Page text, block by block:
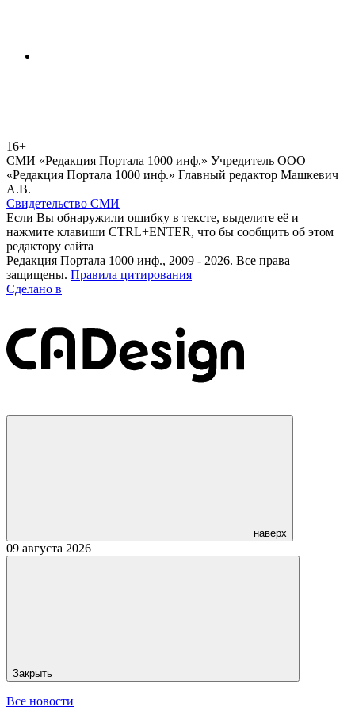
16+
СМИ «Редакция Портала 1000 инф.» Учредитель ООО
«Редакция Портала 1000 инф.» Главный редактор Машкевич
А.В.
Свидетельство СМИ
Если Вы обнаружили ошибку в тексте, выделите её и
нажмите клавиши CTRL+ENTER, что бы сообщить об этом
редактору сайта
Редакция Портала 1000 инф., 2009 - 2026. Все права
защищены. Правила цитирования
Сделано в
наверх
09 августа 2026
Закрыть
Все новости